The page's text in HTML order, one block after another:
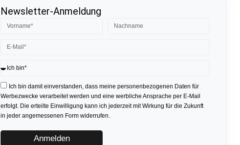
Newsletter-Anmeldung
Ich bin damit einverstanden, dass meine personenbezogenen Daten für
Werbezwecke verarbeitet werden und eine werbliche Ansprache per E-Mail
erfolgt. Die erteilte Einwilligung kann ich jederzeit mit Wirkung für die Zukunft
in jeder angemessenen Form widerrufen.
Anmelden